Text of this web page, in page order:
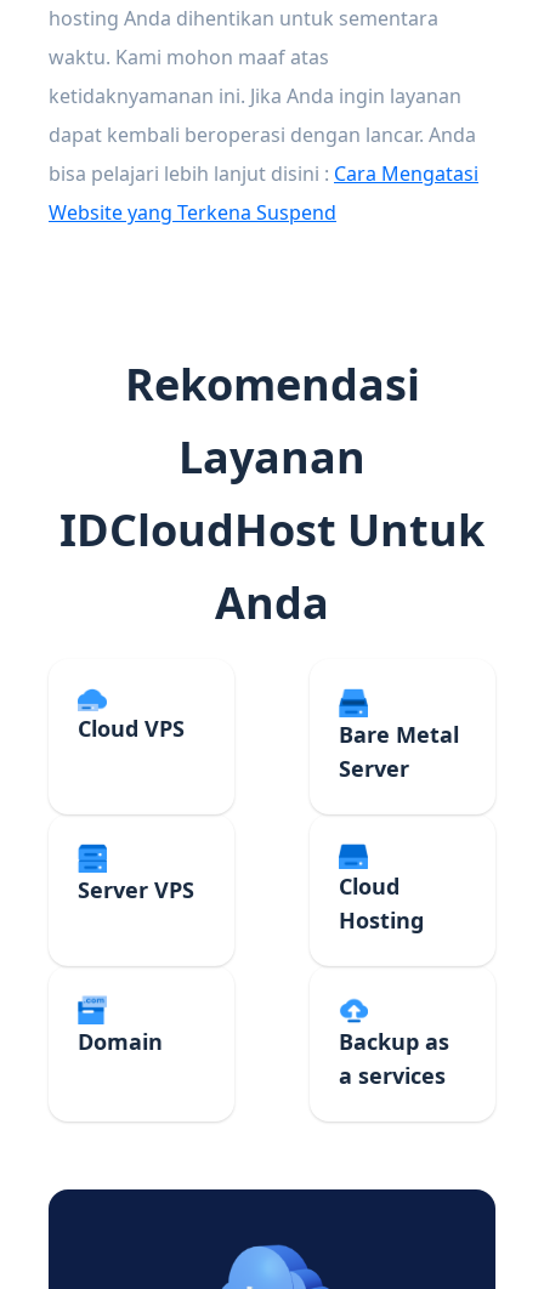
hosting Anda dihentikan untuk sementara
waktu. Kami mohon maaf atas
ketidaknyamanan ini. Jika Anda ingin layanan
dapat kembali beroperasi dengan lancar. Anda
bisa pelajari lebih lanjut disini : Cara Mengatasi
Website yang Terkena Suspend
Rekomendasi
Layanan
IDCloudHost Untuk
Anda
Cloud VPS
Bare Metal
Server
Server VPS
Cloud
Hosting
Domain
Backup as
a services